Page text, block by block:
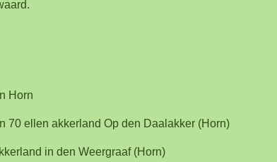
Horn
70 ellen akkerland Op den Daalakker (Horn)
in den Weergraaf (Horn)